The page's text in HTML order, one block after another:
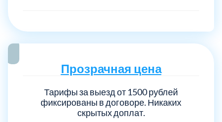
Прозрачная цена
Тарифы за выезд от 1500 рублей
фиксированы в договоре. Никаких
скрытых доплат.